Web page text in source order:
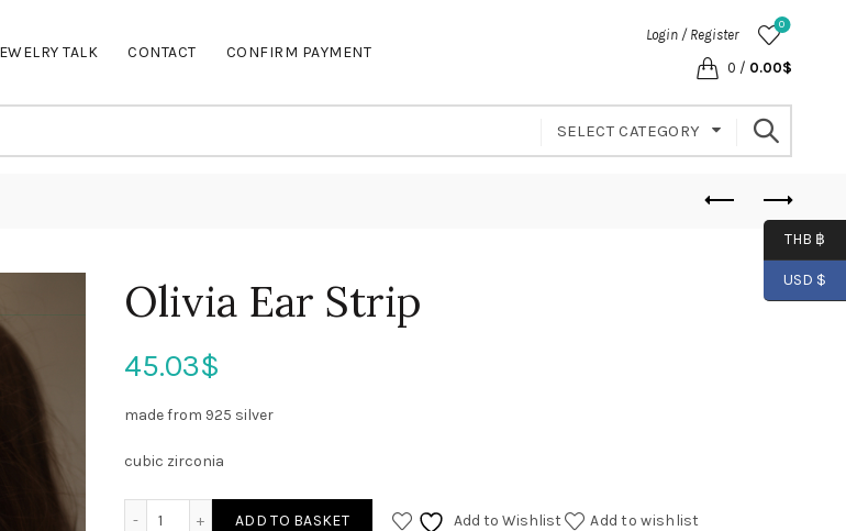
TALK CONTACT CONFIRM PAYMENT
Login / Register
0
0 / 0.00$
SELECT CATEGORY
Olivia Ear Strip
45.03$
made from 925 silver
cubic zirconia
ADD TO BASKET Add to Wishlist Add to wishlist
THB ฿
USD $